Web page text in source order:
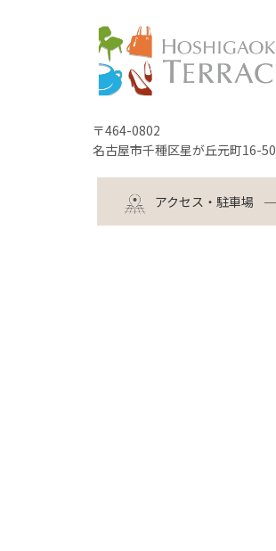
〒464-0802
名古屋市千種区星が丘元町16-50
アクセス・駐車場